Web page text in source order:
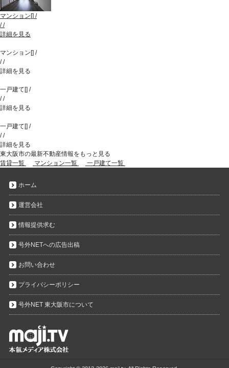
マンション [] /
//
詳細を見る
マンション [] /
//
詳細を見る
一戸建て [] /
//
詳細を見る
一戸建て [] /
//
詳細を見る
東大阪市の最新不動産情報をもっと見る
賃貸一覧
マンション一覧 一戸建て一覧
ホーム
運営会社
情報提供求む
号外NETへの広告出稿
お問い合わせ
プライバシーポリシー
号外NET 東大阪市について